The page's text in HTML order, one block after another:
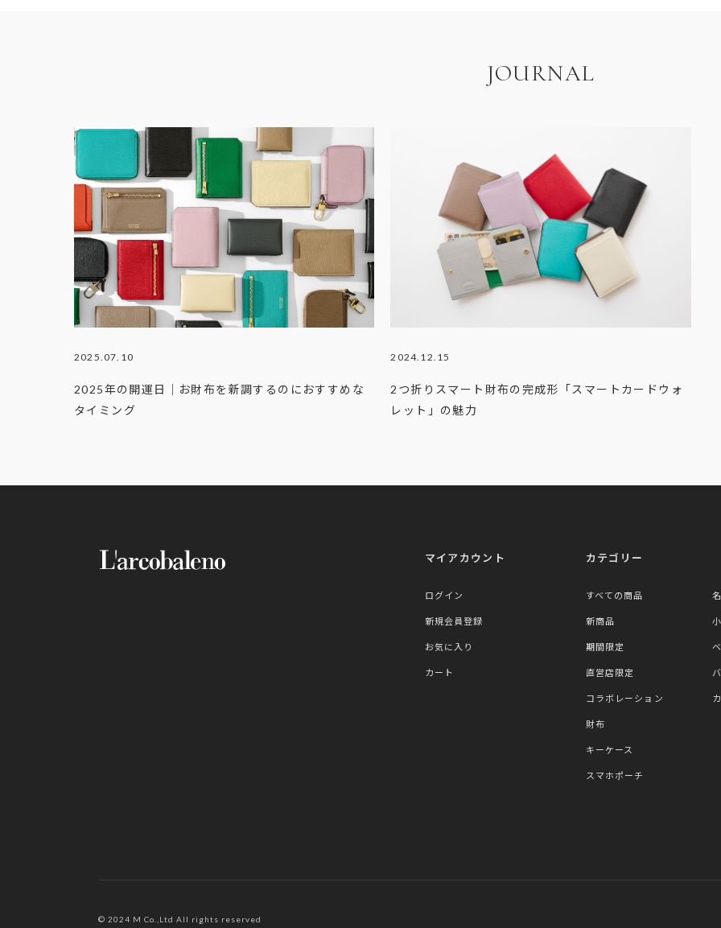
JOURNAL
2025.07.10
2025年の開運日｜お財布を新調するのにおすすめな
タイミング
2024.12.15
2つ折りスマート財布の完成形「スマートカードウォ
レット」の魅力
マイアカウント
ログイン
新規会員登録
お気に入り
カート
カテゴリー
すべての商品
新商品
期間限定
直営店限定
コラボレーション
財布
キーケース
スマホポーチ
© 2024 M Co.,Ltd All rights reserved